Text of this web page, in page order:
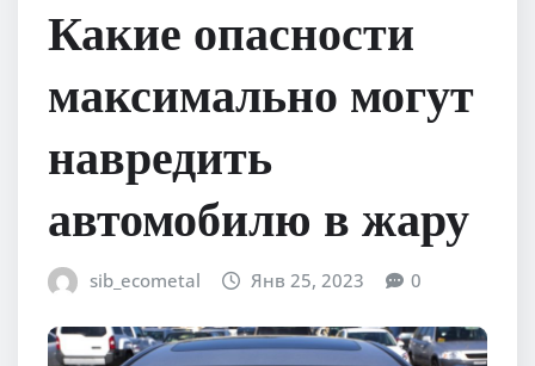
Какие опасности
максимально могут
навредить
автомобилю в жару
sib_ecometal Янв 25, 2023 0